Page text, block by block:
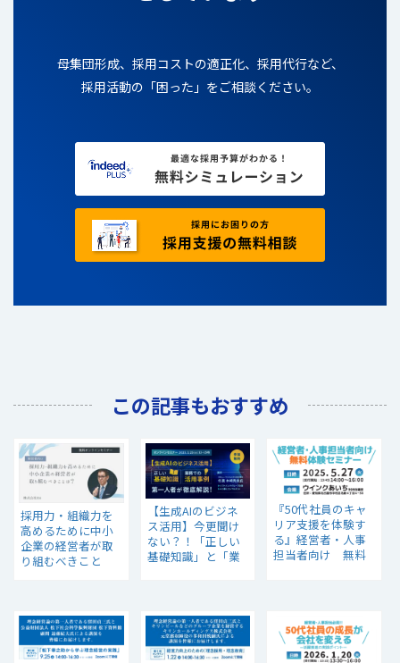
母集団形成、採用コストの適正化、採用代行など、
採用活動の「困った」をご相談ください。
この記事もおすすめ
採用力・組織力を
高めるために中小
企業の経営者が取
り組むべきこと
【生成AIのビジネ
ス活用】今更聞け
ない？！「正しい
基礎知識」と「業
『50代社員のキャ
リア支援を体験す
る』経営者・人事
担当者向け 無料